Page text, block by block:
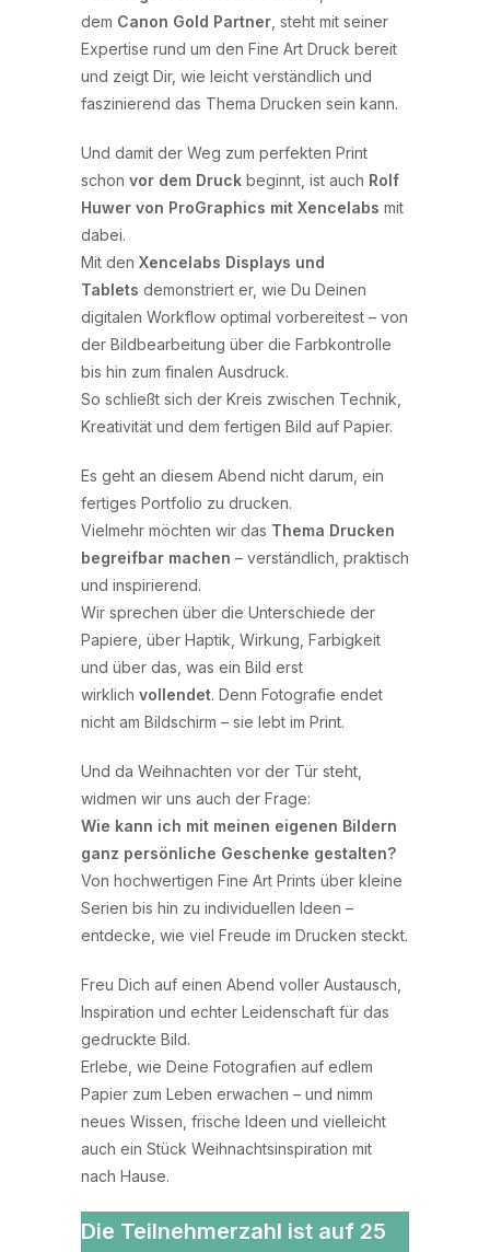
dem Canon Gold Partner , steht mit seiner
Expertise rund um den Fine Art Druck bereit
und zeigt Dir, wie leicht verständlich und
faszinierend das Thema Drucken sein kann.
Und damit der Weg zum perfekten Print
schon vor dem Druck beginnt, ist auch Rolf
Huwer von ProGraphics mit Xencelabs mit
dabei.
Mit den Xencelabs Displays und
Tablets demonstriert er, wie Du Deinen
digitalen Workflow optimal vorbereitest – von
der Bildbearbeitung über die Farbkontrolle
bis hin zum finalen Ausdruck.
So schließt sich der Kreis zwischen Technik,
Kreativität und dem fertigen Bild auf Papier.
Es geht an diesem Abend nicht darum, ein
fertiges Portfolio zu drucken.
Vielmehr möchten wir das Thema Drucken
begreifbar machen – verständlich, praktisch
und inspirierend.
Wir sprechen über die Unterschiede der
Papiere, über Haptik, Wirkung, Farbigkeit
und über das, was ein Bild erst
wirklich vollendet. Denn Fotografie endet
nicht am Bildschirm – sie lebt im Print.
Und da Weihnachten vor der Tür steht,
widmen wir uns auch der Frage:
Wie kann ich mit meinen eigenen Bildern
ganz persönliche Geschenke gestalten?
Von hochwertigen Fine Art Prints über kleine
Serien bis hin zu individuellen Ideen –
entdecke, wie viel Freude im Drucken steckt.
Freu Dich auf einen Abend voller Austausch,
Inspiration und echter Leidenschaft für das
gedruckte Bild.
Erlebe, wie Deine Fotografien auf edlem
Papier zum Leben erwachen – und nimm
neues Wissen, frische Ideen und vielleicht
auch ein Stück Weihnachtsinspiration mit
nach Hause.
Die Teilnehmerzahl ist auf 25